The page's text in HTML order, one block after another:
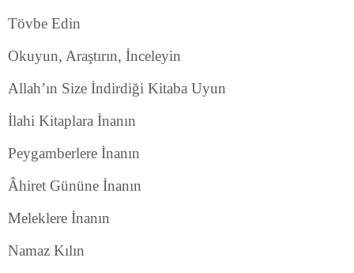
Tövbe Edin
Okuyun, Araştırın, İnceleyin
Allah’ın Size İndirdiği Kitaba Uyun
İlahi Kitaplara İnanın
Peygamberlere İnanın
Âhiret Gününe İnanın
Meleklere İnanın
Namaz Kılın